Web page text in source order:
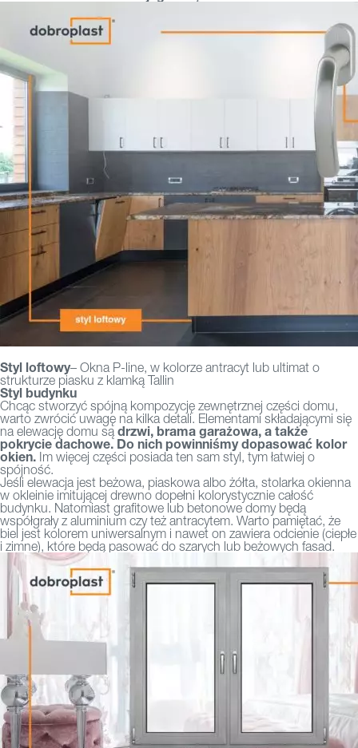
Styl loftowy– Okna P-line, w kolorze antracyt lub ultimat o
strukturze piasku z klamką Tallin
Styl budynku
Chcąc stworzyć spójną kompozycję zewnętrznej części domu,
warto zwrócić uwagę na kilka detali. Elementami składającymi się
na elewację domu są drzwi, brama garażowa, a także
pokrycie dachowe. Do nich powinniśmy dopasować kolor
okien. Im więcej części posiada ten sam styl, tym łatwiej o
spójność.
Jeśli elewacja jest beżowa, piaskowa albo żółta, stolarka okienna
w okleinie imitującej drewno dopełni kolorystycznie całość
budynku. Natomiast grafitowe lub betonowe domy będą
współgrały z aluminium czy też antracytem. Warto pamiętać, że
biel jest kolorem uniwersalnym i nawet on zawiera odcienie (ciepłe
i zimne), które będą pasować do szarych lub beżowych fasad.